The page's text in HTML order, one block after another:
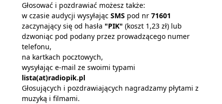
Głosować i pozdrawiać możesz także:
w czasie audycji wysyłając SMS pod nr 71601
zaczynający się od hasła "PIK" (koszt 1,23 zł) lub
dzwoniąc pod podany przez prowadzącego numer
telefonu,
na kartkach pocztowych,
wysyłając e-mail ze swoimi typami
lista(at)radiopik.pl
Głosujących i pozdrawiających nagradzamy płytami z
muzyką i filmami.